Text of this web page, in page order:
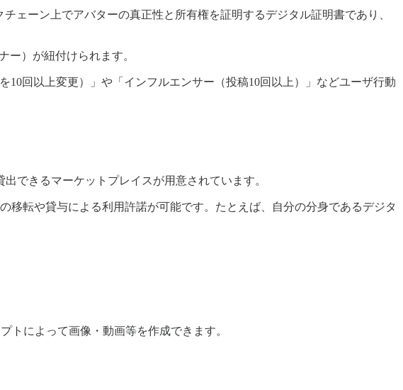
ェーン上でアバターの真正性と所有権を証明するデジタル証明書であり、
ー）が紐付けられます。
回以上変更）」や「インフルエンサー（投稿10回以上）」などユーザ行動
できるマーケットプレイスが用意されています。
転や貸与による利用許諾が可能です。たとえば、自分の分身であるデジタ
トによって画像・動画等を作成できます。